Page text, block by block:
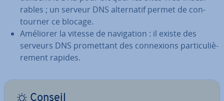
rables ; un serveur DNS al­ter­na­tif permet de con­
tour­ner ce blocage.
Améliorer la vitesse de na­vi­ga­tion : il existe des
serveurs DNS pro­met­tant des con­nexions par­ti­cu­liè­
re­ment rapides.
Conseil